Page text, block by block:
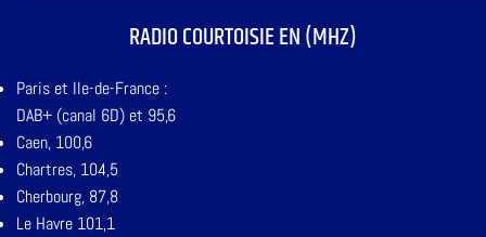
RADIO COURTOISIE EN (MHZ)
Paris et Ile-de-France :
DAB+ (canal 6D) et 95,6
Caen, 100,6
Chartres, 104,5
Cherbourg, 87,8
Le Havre 101,1